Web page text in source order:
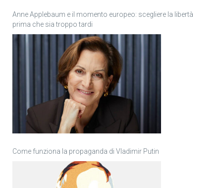
Anne Applebaum e il momento europeo: scegliere la libertà
prima che sia troppo tardi
Come funziona la propaganda di Vladimir Putin